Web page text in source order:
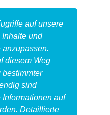
auf unsere
und
anzupassen.
diesem Weg
bestimmter
sind
auf
Detaillierte